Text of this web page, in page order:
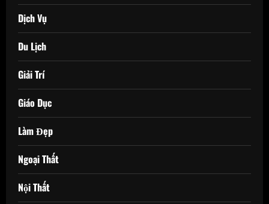
Dịch Vụ
Du Lịch
Giải Trí
Giáo Dục
Làm Đẹp
Ngoại Thất
Nội Thất